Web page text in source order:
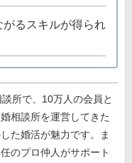
るスキルが得られ
所で、10万人の会員と
相談所を運営してきた
た婚活が魅力です。ま
のプロ仲人がサポート